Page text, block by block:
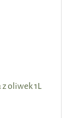
oliwek 1L